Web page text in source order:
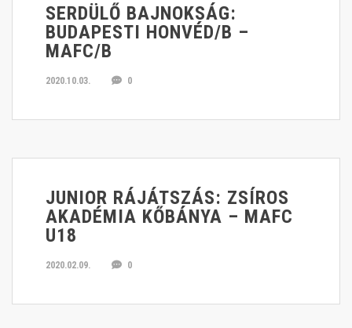
SERDÜLŐ BAJNOKSÁG:
BUDAPESTI HONVÉD/B –
MAFC/B
2020.10.03. 0
JUNIOR RÁJÁTSZÁS: ZSÍROS
AKADÉMIA KŐBÁNYA – MAFC
U18
2020.02.09. 0